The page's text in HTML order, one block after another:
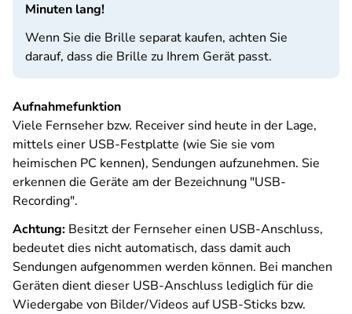
Minuten lang!
Wenn Sie die Brille separat kaufen, achten Sie
darauf, dass die Brille zu Ihrem Gerät passt.
Aufnahmefunktion
Viele Fernseher bzw. Receiver sind heute in der Lage,
mittels einer USB-Festplatte (wie Sie sie vom
heimischen PC kennen), Sendungen aufzunehmen. Sie
erkennen die Geräte am der Bezeichnung "USB-
Recording".
Achtung: Besitzt der Fernseher einen USB-Anschluss,
bedeutet dies nicht automatisch, dass damit auch
Sendungen aufgenommen werden können. Bei manchen
Geräten dient dieser USB-Anschluss lediglich für die
Wiedergabe von Bilder/Videos auf USB-Sticks bzw.